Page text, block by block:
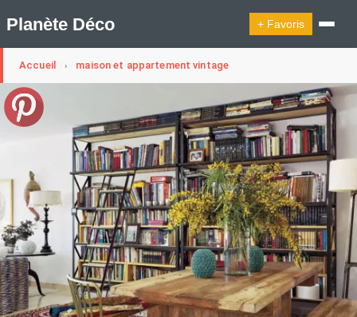
Planète Déco + Favoris
🛍︎ Shop Planète Déco ℹ︎ À propos
Appartement Design Cabanes
Decoration Noël
Design Suédois En Quelques Photos
Idées Déco En 10 Photos
La Semaine Décoration Et Design
Maison En Ville
Méli-Mélo Suédois
Publi Reportage
Tendance
Interieurs Scandinaves
La Décoration Selon Votre Signe Astrologique
Les Trouvailles Déco Du Jour
Loft
Maison Appartement Écologique
Accueil › maison et appartement vintage